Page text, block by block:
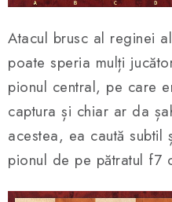
Atacul brusc al reginei
poate speria mulți
pionul central, pe care
captura și chiar ar da
acestea, ea caută subtil
pionul de pe pătratul f7